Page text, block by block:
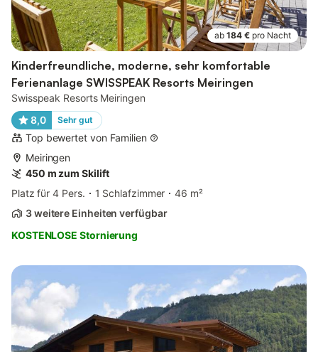
ab 184 € pro Nacht
Kinderfreundliche, moderne, sehr komfortable
Ferienanlage SWISSPEAK Resorts Meiringen
Swisspeak Resorts Meiringen
8,0
Sehr gut
Top bewertet von Familien
Meiringen
450 m zum Skilift
Platz für 4 Pers.
1 Schlafzimmer
46 m²
3 weitere Einheiten verfügbar
KOSTENLOSE Stornierung